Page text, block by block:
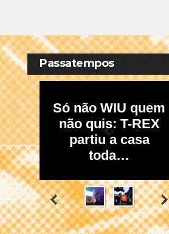
Passatempos